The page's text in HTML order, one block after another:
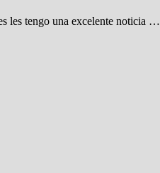
les tengo una excelente noticia …